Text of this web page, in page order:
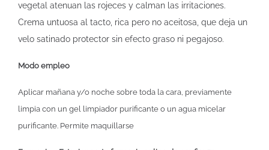
vegetal atenuan las rojeces y calman las irritaciones.
Crema untuosa al tacto, rica pero no aceitosa, que deja un
velo satinado protector sin efecto graso ni pegajoso.
Modo empleo
Aplicar mañana y/o noche sobre toda la cara, previamente
limpia con un gel limpiador purificante o un agua micelar
purificante. Permite maquillarse